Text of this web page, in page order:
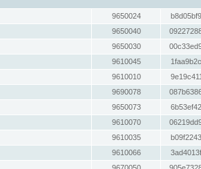
9650024
9650040
9650030
9610045
9610010
9690078
9650073
9610070
9610035
9610066